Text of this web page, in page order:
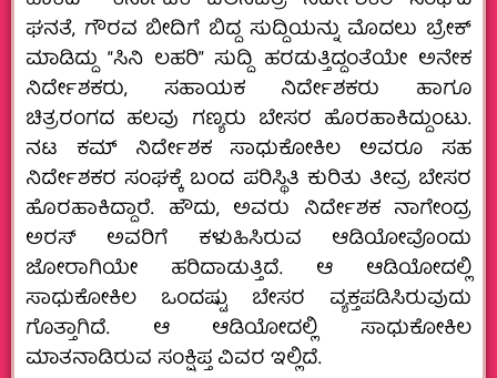
ಘನತೆ, ಗೌರವ ಬೀದಿಗೆ ಬಿದ್ದ ಸುದ್ದಿಯನ್ನು ಮೊದಲು ಬ್ರೇಕ್‌
ಮಾಡಿದ್ದು “ಸಿನಿ ಲಹರಿ” ಸುದ್ದಿ ಹರಡುತ್ತಿದ್ದಂತೆಯೇ ಅನೇಕ
ನಿರ್ದೇಶಕರು, ಸಹಾಯಕ ನಿರ್ದೇಶಕರು ಹಾಗೂ
ಚಿತ್ರರಂಗದ ಹಲವು ಗಣ್ಯರು ಬೇಸರ ಹೊರಹಾಕಿದ್ದುಂಟು.
ನಟ ಕಮ್‌ ನಿರ್ದೇಶಕ ಸಾಧುಕೋಕಿಲ ಅವರೂ ಸಹ
ನಿರ್ದೇಶಕರ ಸಂಘಕ್ಕೆ ಬಂದ ಪರಿಸ್ಥಿತಿ ಕುರಿತು ತೀವ್ರ ಬೇಸರ
ಹೊರಹಾಕಿದ್ದಾರೆ. ಹೌದು, ಅವರು ನಿರ್ದೇಶಕ ನಾಗೇಂದ್ರ
ಅರಸ್‌ ಅವರಿಗೆ ಕಳುಹಿಸಿರುವ ಆಡಿಯೋವೊಂದು
ಜೋರಾಗಿಯೇ ಹರಿದಾಡುತ್ತಿದೆ. ಆ ಆಡಿಯೋದಲ್ಲಿ
ಸಾಧುಕೋಕಿಲ ಒಂದಷ್ಟು ಬೇಸರ ವ್ಯಕ್ತಪಡಿಸಿರುವುದು
ಗೊತ್ತಾಗಿದೆ. ಆ ಆಡಿಯೋದಲ್ಲಿ ಸಾಧುಕೋಕಿಲ
ಮಾತನಾಡಿರುವ ಸಂಕ್ಷಿಪ್ತ ವಿವರ ಇಲ್ಲಿದೆ.